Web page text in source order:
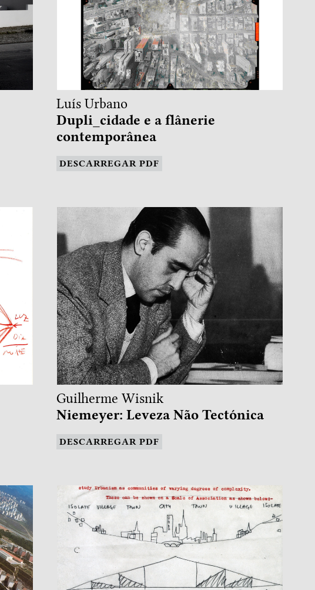
Luís Urbano
Dupli_cidade e a flânerie
contemporânea
DESCARREGAR PDF
Guilherme Wisnik
Niemeyer: Leveza Não Tectónica
DESCARREGAR PDF